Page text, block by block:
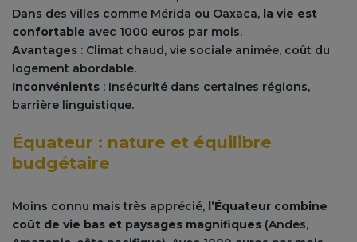
Dans des villes comme Mérida ou Oaxaca, la vie est
confortable avec 1000 euros par mois.
Avantages : Climat chaud, vie sociale animée, coût du
logement abordable.
Inconvénients : Insécurité dans certaines régions,
barrière linguistique.
Équateur : nature et équilibre
budgétaire
Moins connu mais très apprécié, l’Équateur combine
coût de vie bas et paysages magnifiques (Andes,